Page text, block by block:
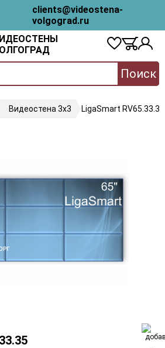
clients@videostena-
volgograd.ru
Поиск
Видеостена 3х3 LigaSmart RV65.33.35